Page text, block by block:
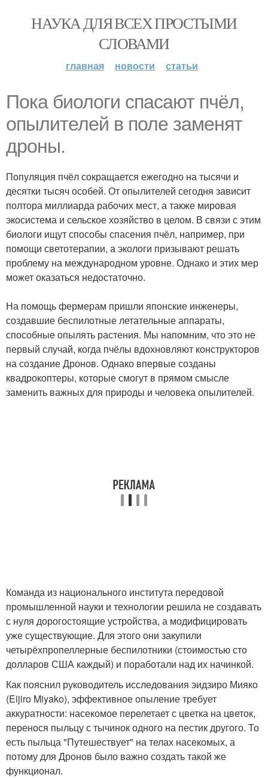
НАУКА ДЛЯ ВСЕХ ПРОСТЫМИ
СЛОВАМИ
главная новости статьи
Пока биологи спасают пчёл,
опылителей в поле заменят
дроны.
Популяция пчёл сокращается ежегодно на тысячи и
десятки тысяч особей. От опылителей сегодня зависит
полтора миллиарда рабочих мест, а также мировая
экосистема и сельское хозяйство в целом. В связи с этим
биологи ищут способы спасения пчёл, например, при
помощи светотерапии, а экологи призывают решать
проблему на международном уровне. Однако и этих мер
может оказаться недостаточно.
На помощь фермерам пришли японские инженеры,
создавшие беспилотные летательные аппараты,
способные опылять растения. Мы напомним, что это не
первый случай, когда пчёлы вдохновляют конструкторов
на создание Дронов. Однако впервые созданы
квадрокоптеры, которые смогут в прямом смысле
заменить важных для природы и человека опылителей.
Команда из национального института передовой
промышленной науки и технологии решила не создавать
с нуля дорогостоящие устройства, а модифицировать
уже существующие. Для этого они закупили
четырёхпропеллерные беспилотники (стоимостью сто
долларов США каждый) и поработали над их начинкой.
Как пояснил руководитель исследования эидзиро Мияко
(Eijiro Miyako), эффективное опыление требует
аккуратности: насекомое перелетает с цветка на цветок,
перенося пыльцу с тычинок одного на пестик другого. То
есть пыльца "Путешествует" на телах насекомых, а
потому для Дронов было важно создать такой же
функционал.